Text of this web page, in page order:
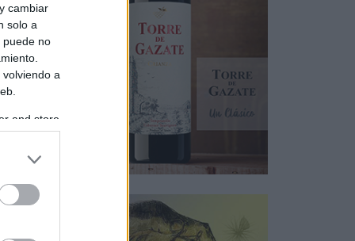
cambiar
solo a
puede no
a
and store
grant or